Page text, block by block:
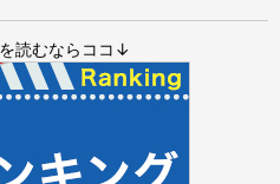
読むならココ↓